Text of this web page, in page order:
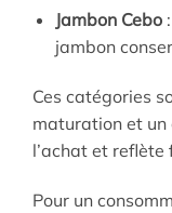
Jambon Cebo:
jambon
Ces catégories
maturation et un
l’achat et
Pour un